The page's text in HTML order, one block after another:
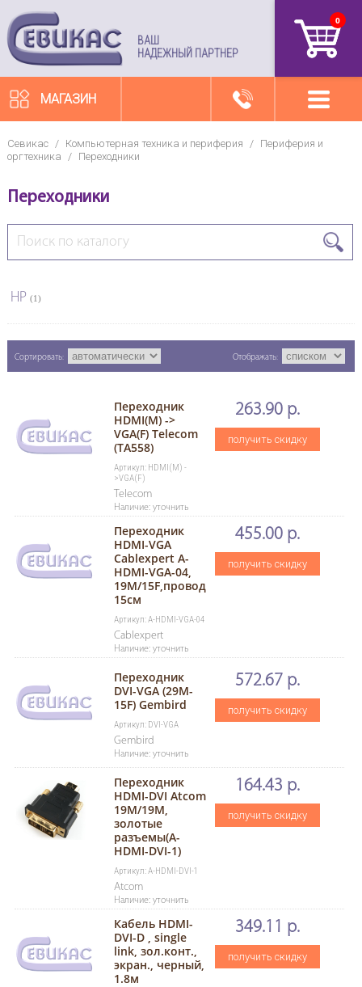
ВАШ
НАДЕЖНЫЙ ПАРТНЕР
0
МАГАЗИН
Севикас / Компьютерная техника и периферия /
Периферия и
оргтехника / Переходники
Переходники
HP(1)
Сортировать: Отображать:
Переходник
HDMI(M) ->
VGA(F) Telecom
(TA558)
Артикул: HDMI(M) -
>VGA(F)
Telecom
Наличие: уточнить
263.90 р.
получить скидку
Переходник
HDMI-VGA
Cablexpert A-
HDMI-VGA-04,
19M/15F,провод
15см
Артикул: A-HDMI-VGA-04
Cablexpert
Наличие: уточнить
455.00 р.
получить скидку
Переходник
DVI-VGA (29M-
15F) Gembird
Артикул: DVI-VGA
Gembird
Наличие: уточнить
572.67 р.
получить скидку
Переходник
HDMI-DVI Atcom
19M/19M,
золотые
разъемы(A-
HDMI-DVI-1)
Артикул: A-HDMI-DVI-1
Atcom
Наличие: уточнить
164.43 р.
получить скидку
Кабель HDMI-
DVI-D , single
link, зол.конт.,
экран., черный,
1.8м
349.11 р.
получить скидку